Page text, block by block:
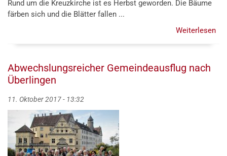
Rund um die Kreuzkirche ist es Herbst geworden. Die Bäume
färben sich und die Blätter fallen ...
Weiterlesen
Abwechslungsreicher Gemeindeausflug nach
Überlingen
11. Oktober 2017 - 13:32